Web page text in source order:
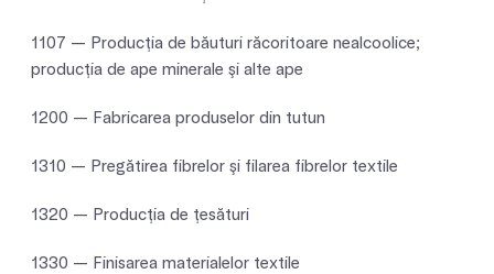
1107 — Producţia de băuturi răcoritoare nealcoolice;
producţia de ape minerale şi alte ape
1200 — Fabricarea produselor din tutun
1310 — Pregătirea fibrelor şi filarea fibrelor textile
1320 — Producţia de ţesături
1330 — Finisarea materialelor textile